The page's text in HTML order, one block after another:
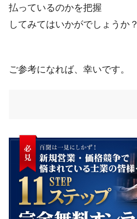
払っているのかを把握
してみてはいかがでしょうか？
ご参考になれば、幸いです。